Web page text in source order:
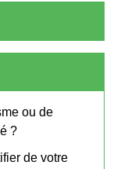
ou de
?
de votre